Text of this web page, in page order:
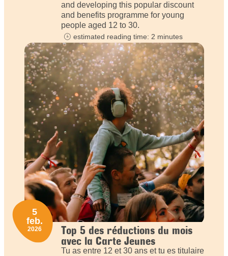
and developing this popular discount
and benefits programme for young
people aged 12 to 30.
estimated reading time: 2 minutes
Top 5 des réductions du mois
avec la Carte Jeunes
Tu as entre 12 et 30 ans et tu es titulaire
5
feb.
2026